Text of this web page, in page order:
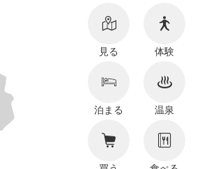
見る 体験
泊まる 温泉